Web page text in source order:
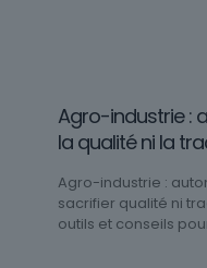
Agro-industrie :
la qualité ni la
Agro-industrie :
sacrifier qualité ni
outils et conseils